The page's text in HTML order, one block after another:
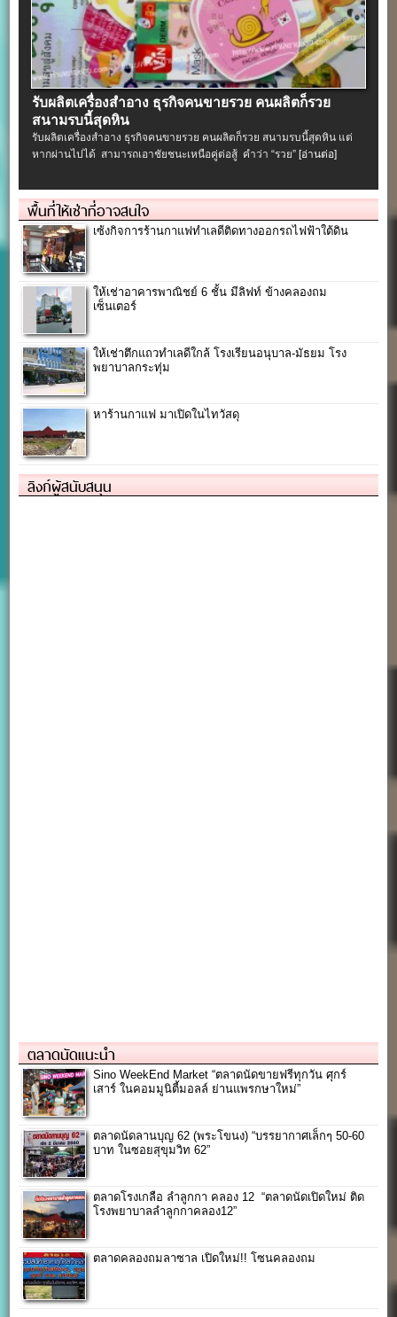
รับผลิตเครื่องสําอาง ธุรกิจคนขายรวย คนผลิตก็รวย
สนามรบนี้สุดหิน
รับผลิตเครื่องสําอาง ธุรกิจคนขายรวย คนผลิตก็รวย สนามรบนี้สุดหิน แต่
หากผ่านไปได้ สามารถเอาชัยชนะเหนือคู่ต่อสู้ คำว่า “รวย” [อ่านต่อ]
พื้นที่ให้เช่าที่อาจสนใจ
เซ้งกิจการร้านกาแฟทำเลดีติดทางออกรถไฟฟ้าใต้ดิน
ให้เช่าอาคารพาณิชย์ 6 ชั้น มีลิฟท์ ข้างคลองถม
เซ็นเตอร์
ให้เช่าตึกแถวทำเลดีใกล้ โรงเรียนอนุบาล-มัธยม โรง
พยาบาลกระทุ่ม
หาร้านกาแฟ มาเปิดในไทวัสดุ
ลิงก์ผู้สนับสนุน
ตลาดนัดแนะนำ
Sino WeekEnd Market “ตลาดนัดขายฟรีทุกวัน ศุกร์
เสาร์ ในคอมมูนิตี้มอลล์ ย่านแพรกษาใหม่”
ตลาดนัดลานบุญ 62 (พระโขนง) “บรรยากาศเล็กๆ 50-60
บาท ในซอยสุขุมวิท 62”
ตลาดโรงเกลือ ลำลูกกา คลอง 12 “ตลาดนัดเปิดใหม่ ติด
โรงพยาบาลลำลูกกาคลอง12”
ตลาดคลองถมลาซาล เปิดใหม่!! โซนคลองถม